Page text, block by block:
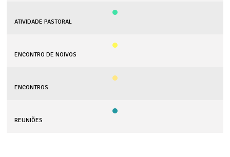
ATIVIDADE PASTORAL
ENCONTRO DE NOIVOS
ENCONTROS
REUNIÕES